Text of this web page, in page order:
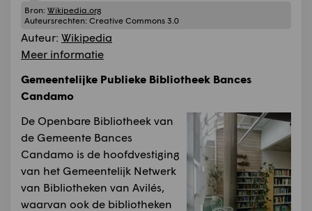
Bron: Wikipedia.org
Auteursrechten: Creative Commons 3.0
Auteur: Wikipedia
Meer informatie
Gemeentelijke Publieke Bibliotheek Bances
Candamo
De Openbare Bibliotheek van
de Gemeente Bances
Candamo is de hoofdvestiging
van het Gemeentelijk Netwerk
van Bibliotheken van Avilés,
waarvan ook de bibliotheken